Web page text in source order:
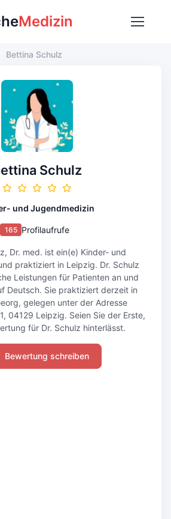
Medizin
Bettina Schulz
Schulz
und Jugendmedizin
165 Profilaufrufe
Dr. med. ist ein(e) Kinder- und
praktiziert in Leipzig. Dr. Schulz
Leistungen für Patienten an und
Deutsch. Sie praktiziert derzeit in
gelegen unter der Adresse
04129 Leipzig. Seien Sie der Erste,
für Dr. Schulz hinterlässt.
Bewertung schreiben